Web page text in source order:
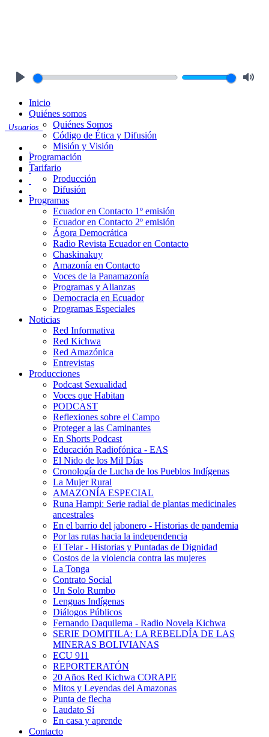
Usuarios
Inicio
Quiénes somos
Quiénes Somos
Código de Ética y Difusión
Misión y Visión
Programación
Tarifario
Producción
Difusión
Programas
Ecuador en Contacto 1º emisión
Ecuador en Contacto 2º emisión
Ágora Democrática
Radio Revista Ecuador en Contacto
Chaskinakuy
Amazonía en Contacto
Voces de la Panamazonía
Programas y Alianzas
Democracia en Ecuador
Programas Especiales
Noticias
Red Informativa
Red Kichwa
Red Amazónica
Entrevistas
Producciones
Podcast Sexualidad
Voces que Habitan
PODCAST
Reflexiones sobre el Campo
Proteger a las Caminantes
En Shorts Podcast
Educación Radiofónica - EAS
El Nido de los Mil Días
Cronología de Lucha de los Pueblos Indígenas
La Mujer Rural
AMAZONÍA ESPECIAL
Runa Hampi: Serie radial de plantas medicinales
ancestrales
En el barrio del jabonero - Historias de pandemia
Por las rutas hacia la independencia
El Telar - Historias y Puntadas de Dignidad
Costos de la violencia contra las mujeres
La Tonga
Contrato Social
Un Solo Rumbo
Lenguas Indígenas
Diálogos Públicos
Fernando Daquilema - Radio Novela Kichwa
SERIE DOMITILA: LA REBELDÍA DE LAS
MINERAS BOLIVIANAS
ECU 911
REPORTERATÓN
20 Años Red Kichwa CORAPE
Mitos y Leyendas del Amazonas
Punta de flecha
Laudato Sí
En casa y aprende
Contacto